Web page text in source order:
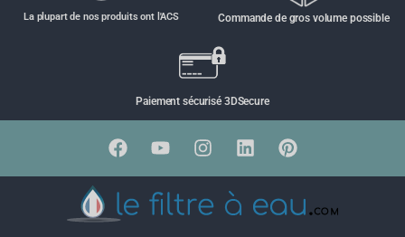
La plupart de nos produits ont l'ACS Commande de gros volume possible
Paiement sécurisé 3DSecure